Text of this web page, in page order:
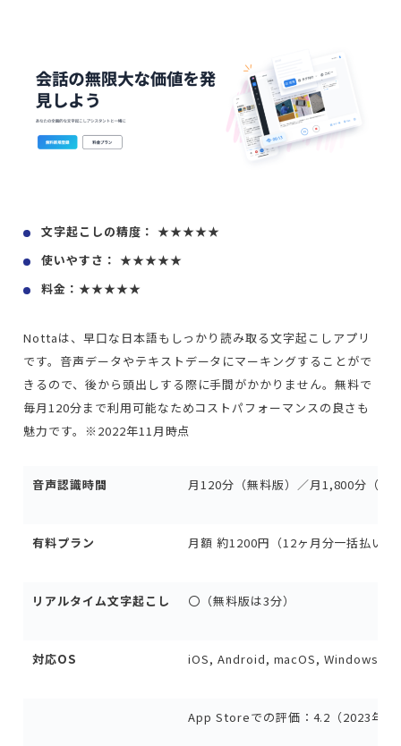
文字起こしの精度： ★★★★★
使いやすさ： ★★★★★
料金：★★★★★
Nottaは、早口な日本語もしっかり読み取る文字起こしアプリ
です。音声データやテキストデータにマーキングすることがで
きるので、後から頭出しする際に手間がかかりません。無料で
毎月120分まで利用可能なためコストパフォーマンスの良さも
魅力です。※2022年11月時点
音声認識時間 月120分（無料版）／月1,800分（有
有料プラン 月額 約1200円（12ヶ月分一括払いの
リアルタイム文字起こし 〇（無料版は3分）
対応OS iOS, Android, macOS, Windows,
App Storeでの評価：4.2（2023年2